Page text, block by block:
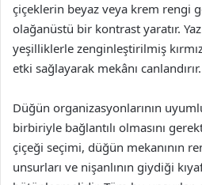
çiçeklerin beyaz veya krem rengi
olağanüstü bir kontrast yaratır.
yeşilliklerle zenginleştirilmiş
etki sağlayarak mekânı canlandırır.
Düğün organizasyonlarının
birbiriyle bağlantılı olmasını
çiçeği seçimi, düğün mekanının
unsurları ve nişanlının giydiği